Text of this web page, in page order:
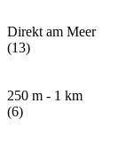
Direkt am Meer
(13)
250 m - 1 km
(6)